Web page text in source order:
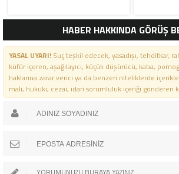
HABER HAKKINDA GÖRÜŞ
YASAL UYARI!Suç teşkil edecek, yasadışı, tehditkar,
küfür içeren, aşağılayıcı, küçük düşürücü, kaba,
haklarına zarar verici ya da benzeri niteliklerde
mali, hukuki, cezai, idari sorumluluk içeriği gönderen